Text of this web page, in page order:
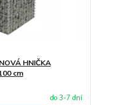
HNIČKA
cm
do 3-7 dní